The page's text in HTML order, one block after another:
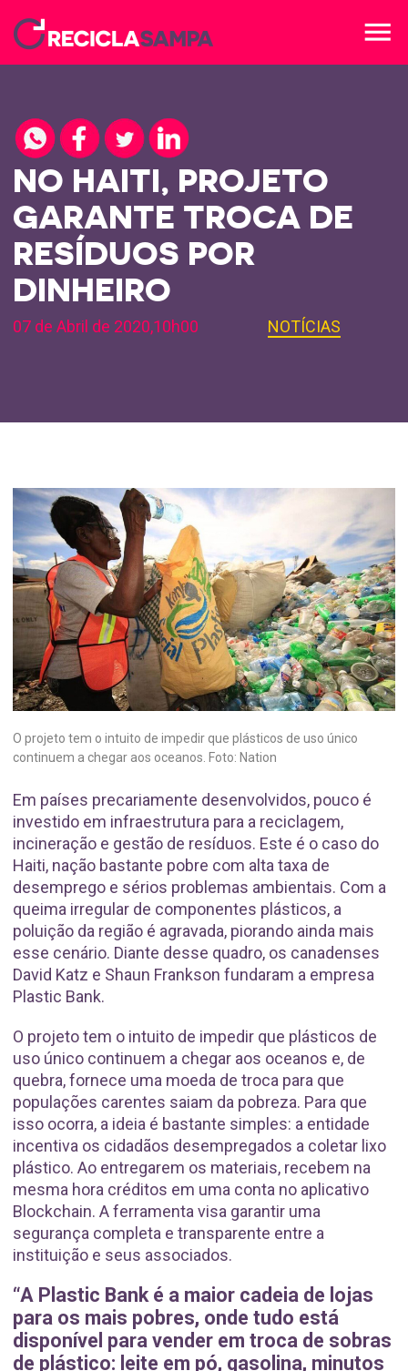
menu
NO HAITI, PROJETO
GARANTE TROCA DE
RESÍDUOS POR
DINHEIRO
07 de Abril de 2020,10h00 NOTÍCIAS
O projeto tem o intuito de impedir que plásticos de uso único
continuem a chegar aos oceanos. Foto: Nation
Em países precariamente desenvolvidos, pouco é
investido em infraestrutura para a reciclagem,
incineração e gestão de resíduos. Este é o caso do
Haiti, nação bastante pobre com alta taxa de
desemprego e sérios problemas ambientais. Com a
queima irregular de componentes plásticos, a
poluição da região é agravada, piorando ainda mais
esse cenário. Diante desse quadro, os canadenses
David Katz e Shaun Frankson fundaram a empresa
Plastic Bank.
O projeto tem o intuito de impedir que plásticos de
uso único continuem a chegar aos oceanos e, de
quebra, fornece uma moeda de troca para que
populações carentes saiam da pobreza. Para que
isso ocorra, a ideia é bastante simples: a entidade
incentiva os cidadãos desempregados a coletar lixo
plástico. Ao entregarem os materiais, recebem na
mesma hora créditos em uma conta no aplicativo
Blockchain. A ferramenta visa garantir uma
segurança completa e transparente entre a
instituição e seus associados.
“A Plastic Bank é a maior cadeia de lojas
para os mais pobres, onde tudo está
disponível para vender em troca de sobras
de plástico: leite em pó, gasolina, minutos